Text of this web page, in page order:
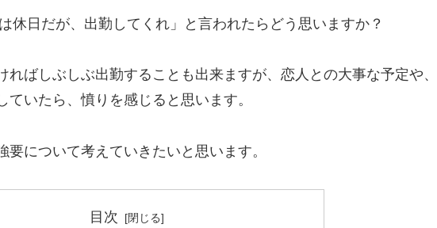
休日だが、出勤してくれ」と言われたらどう思いますか？
ればしぶしぶ出勤することも出来ますが、恋人との大事な予定や、
いたら、憤りを感じると思います。
について考えていきたいと思います。
目次